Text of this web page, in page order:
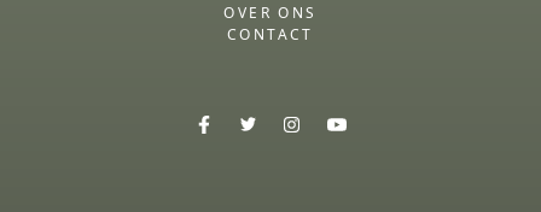
OVER ONS
CONTACT